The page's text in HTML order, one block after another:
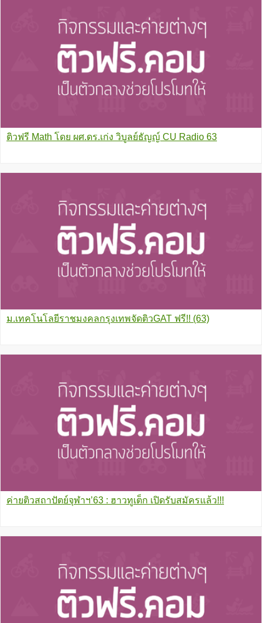
ติวฟรี Math โดย ผศ.ดร.เก่ง วิบูลย์ธัญญ์ CU Radio 63
ม.เทคโนโลยีราชมงคลกรุงเทพจัดติวGAT ฟรี!! (63)
ค่ายติวสถาปัตย์จุฬาฯ’63 : ฮาวทูเต็ก เปิดรับสมัครแล้ว!!!